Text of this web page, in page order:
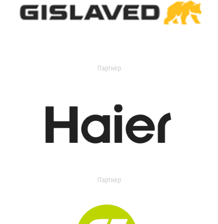
Партнер
Партнер